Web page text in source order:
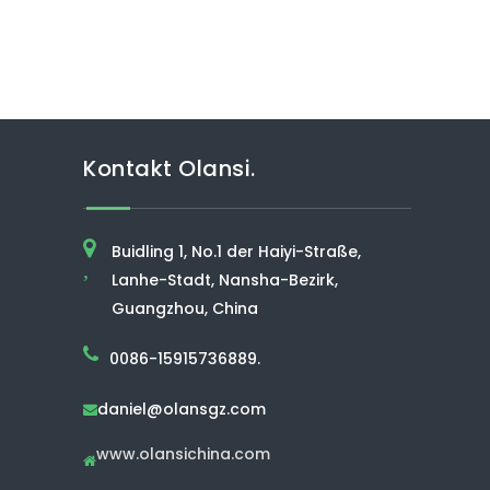
Kontakt Olansi.
,
Buidling 1, No.1 der Haiyi-Straße,
Lanhe-Stadt, Nansha-Bezirk,
Guangzhou, China
0086-15915736889.
daniel@olansgz.com
www.olansichina.com